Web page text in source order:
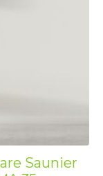
Saunier